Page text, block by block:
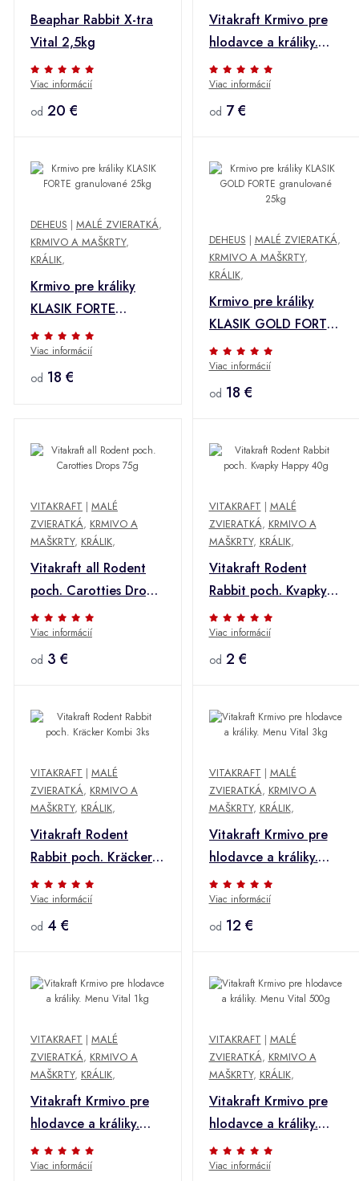
Beaphar Rabbit X-tra
Vital 2,5kg
Viac informácií
od 20 €
Vitakraft Krmivo pre
hlodavce a králiky.
600g
Viac informácií
od 7 €
DEHEUS | MALÉ ZVIERATKÁ,
KRMIVO A MAŠKRTY,
KRÁLIK,
Krmivo pre králiky
KLASIK FORTE
granulované 25kg
Viac informácií
od 18 €
DEHEUS | MALÉ ZVIERATKÁ,
KRMIVO A MAŠKRTY,
KRÁLIK,
Krmivo pre králiky
KLASIK GOLD FORTE
granulované 25kg
Viac informácií
od 18 €
VITAKRAFT | MALÉ
ZVIERATKÁ, KRMIVO A
MAŠKRTY, KRÁLIK,
Vitakraft all Rodent
poch. Carotties Drops
75g
Viac informácií
od 3 €
VITAKRAFT | MALÉ
ZVIERATKÁ, KRMIVO A
MAŠKRTY, KRÁLIK,
Vitakraft Rodent
Rabbit poch. Kvapky
Happy 40g
Viac informácií
od 2 €
VITAKRAFT | MALÉ
ZVIERATKÁ, KRMIVO A
MAŠKRTY, KRÁLIK,
Vitakraft Rodent
Rabbit poch. Kräcker
Kombi 3ks
Viac informácií
od 4 €
VITAKRAFT | MALÉ
ZVIERATKÁ, KRMIVO A
MAŠKRTY, KRÁLIK,
Vitakraft Krmivo pre
hlodavce a králiky.
Menu Vital 3kg
Viac informácií
od 12 €
VITAKRAFT | MALÉ
ZVIERATKÁ, KRMIVO A
MAŠKRTY, KRÁLIK,
Vitakraft Krmivo pre
hlodavce a králiky.
Menu Vital 1kg
Viac informácií
VITAKRAFT | MALÉ
ZVIERATKÁ, KRMIVO A
MAŠKRTY, KRÁLIK,
Vitakraft Krmivo pre
hlodavce a králiky.
Menu Vital 500g
Viac informácií